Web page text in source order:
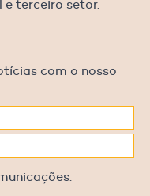
terceiro setor.
com o nosso